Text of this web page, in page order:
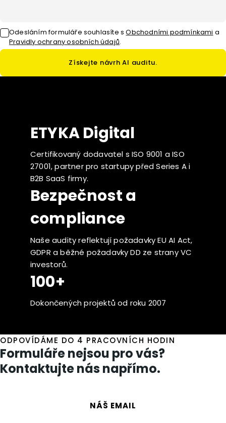
ETYKA Digital
Certifikovaný dodavatel s ISO 9001 a ISO
27001, partner pro startupy před Series A i
B2B SaaS firmy.
Bezpečnost a
compliance
Naše audity reflektují požadavky EU AI Act,
GDPR a běžné požadavky DD ze strany VC
investorů.
100+
Dokončených projektů od roku 2007
Odesláním formuláře souhlasíte s Obchodními podmínkami a
Pravidly ochrany osobních údajů.
Získejte návrh AI auditu.
ODPOVÍDÁME DO 4 PRACOVNÍCH HODIN
Formuláře nejsou pro vás?
Kontaktujte nás napřímo.
NÁŠ EMAIL